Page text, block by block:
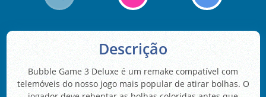
Descrição
Bubble Game 3 Deluxe é um remake compatível com
telemóveis do nosso jogo mais popular de atirar bolhas. O